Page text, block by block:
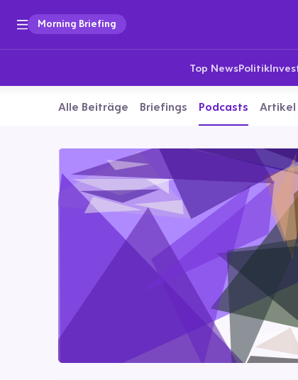
Morning Briefing
Top NewsPolitik
Alle Beiträge Briefings Podcasts Artikel